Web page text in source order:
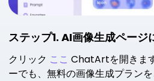
ステップ1. AI画像生成ページ
クリック ここ ChatArtを開きま
ーでも、無料の画像生成プランを